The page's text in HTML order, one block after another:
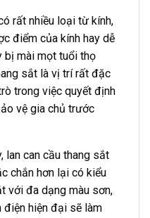
rất nhiều loại từ kính,
điểm của kính hay dễ
bị mài mọt tuổi thọ
sắt là vị trí rất đặc
trong việc quyết định
vệ gia chủ trước
lan can cầu thang sắt
chắn hơn lại có kiểu
với đa dạng màu sơn,
hiện đại sẽ làm